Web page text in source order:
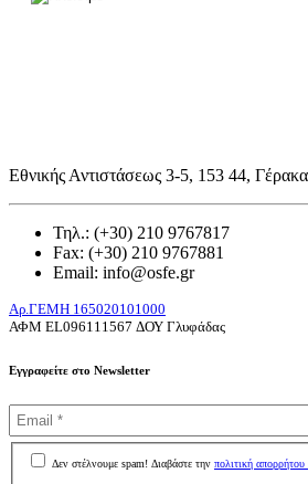
Εθνικής Αντιστάσεως 3-5, 153 44,
Τηλ.: (+30) 210 9767817
Fax: (+30) 210 9767881
Email: info@osfe.gr
Aρ.ΓΕΜΗ 165020101000
ΑΦΜ EL096111567 ΔΟΥ Γλυφάδας
Εγγραφείτε στο Newsletter
Δεν στέλνουμε spam! Διαβάστε την πολιτική απορρήτου